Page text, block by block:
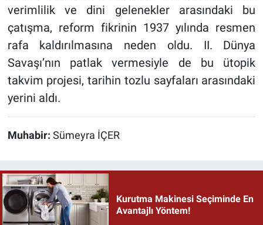
verimlilik ve dini gelenekler arasındaki bu
çatışma, reform fikrinin 1937 yılında resmen
rafa kaldırılmasına neden oldu. II. Dünya
Savaşı’nın patlak vermesiyle de bu ütopik
takvim projesi, tarihin tozlu sayfaları arasındaki
yerini aldı.
Muhabir: Sümeyra İÇER
Kurutma Makinesi Seçiminde En
Avantajlı Yöntem!